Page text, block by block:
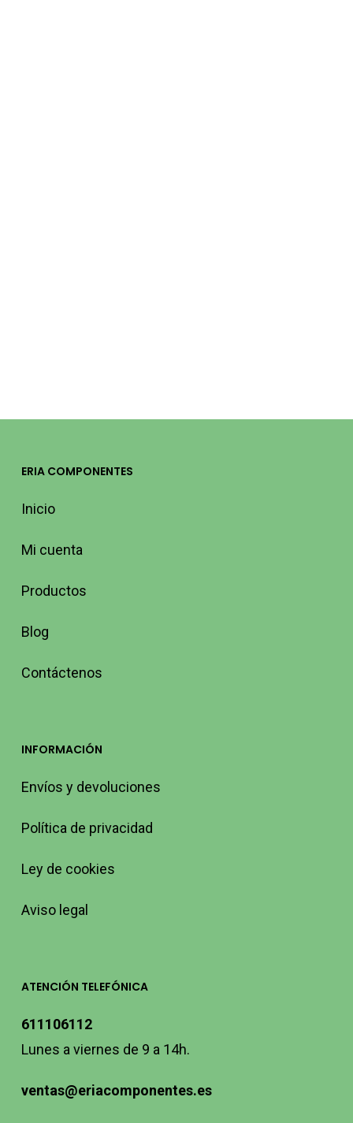
ERIA COMPONENTES
Inicio
Mi cuenta
Productos
Blog
Contáctenos
INFORMACIÓN
Envíos y devoluciones
Política de privacidad
Ley de cookies
Aviso legal
ATENCIÓN TELEFÓNICA
611106112
Lunes a viernes de 9 a 14h.
ventas@eriacomponentes.es